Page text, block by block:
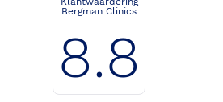
Bergman Clinics
8.8